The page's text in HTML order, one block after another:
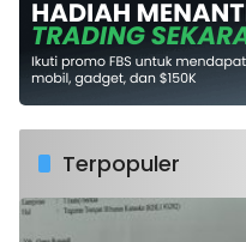
Terpopuler